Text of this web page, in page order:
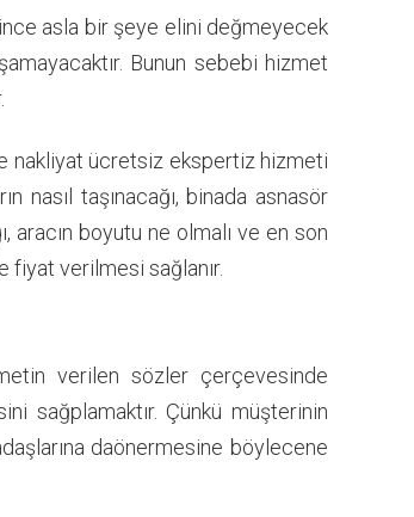
asla bir şeye elini değmeyecek
Bunun sebebi hizmet
nakliyat ücretsiz ekspertiz hizmeti
nasıl taşınacağı, binada asnasör
aracın boyutu ne olmalı ve en son
fiyat verilmesi sağlanır.
verilen sözler çerçevesinde
sağplamaktır. Çünkü müşterinin
daönermesine böylecene